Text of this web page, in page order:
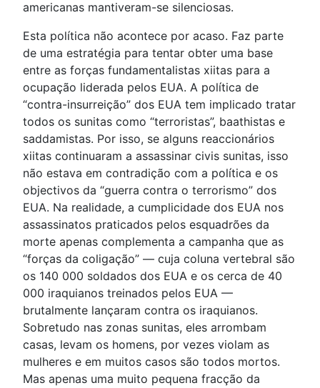
americanas mantiveram-se silenciosas.
Esta política não acontece por acaso. Faz parte
de uma estratégia para tentar obter uma base
entre as forças fundamentalistas xiitas para a
ocupação liderada pelos EUA. A política de
“contra-insurreição” dos EUA tem implicado tratar
todos os sunitas como “terroristas”, baathistas e
saddamistas. Por isso, se alguns reaccionários
xiitas continuaram a assassinar civis sunitas, isso
não estava em contradição com a política e os
objectivos da “guerra contra o terrorismo” dos
EUA. Na realidade, a cumplicidade dos EUA nos
assassinatos praticados pelos esquadrões da
morte apenas complementa a campanha que as
“forças da coligação” — cuja coluna vertebral são
os 140 000 soldados dos EUA e os cerca de 40
000 iraquianos treinados pelos EUA —
brutalmente lançaram contra os iraquianos.
Sobretudo nas zonas sunitas, eles arrombam
casas, levam os homens, por vezes violam as
mulheres e em muitos casos são todos mortos.
Mas apenas uma muito pequena fracção da